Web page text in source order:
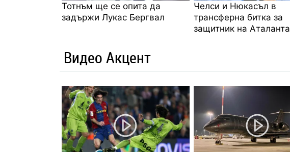
Тотнъм ще се опита да
задържи Лукас Бергвал
Челси и Нюкасъл в
трансферна битка за
защитник на Аталанта
Видео Акцент